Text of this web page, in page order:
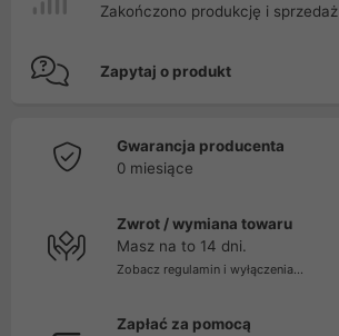
Zakończono produkcję i sprzedaż
Zapytaj o produkt
Gwarancja producenta
0 miesiące
Zwrot / wymiana towaru
Masz na to 14 dni.
Zobacz regulamin i wyłączenia...
Zapłać za pomocą